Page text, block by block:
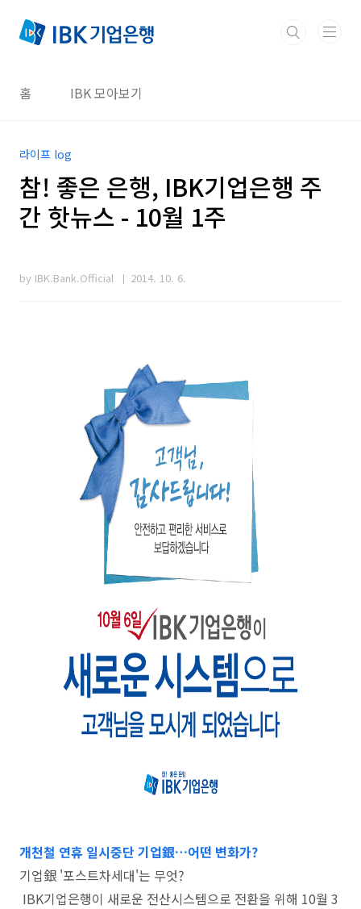
홈 IBK 모아보기
라이프 log
참! 좋은 은행, IBK기업은행 주
간 핫뉴스 - 10월 1주
by IBK.Bank.Official 2014. 10. 6.
개천철 연휴 일시중단 기업銀…어떤 변화가?
기업銀 '포스트차세대'는 무엇?
IBK기업은행이 새로운 전산시스템으로 전환을 위해 10월 3